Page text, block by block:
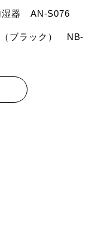
湿器 AN-S076
（ブラック） NB-